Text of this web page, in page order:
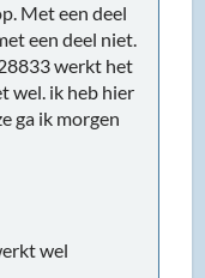
Met een deel
een deel niet.
werkt het
wel. ik heb hier
ga ik morgen
wel